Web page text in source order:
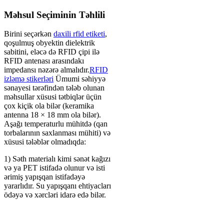
Məhsul Seçiminin Təhlili
Birini seçərkən daxili rfid etiketi,
qoşulmuş obyektin dielektrik
sabitini, eləcə də RFID çipi ilə
RFID antenası arasındakı
impedansı nəzərə almalıdır.RFID
izləmə stikerləri Ümumi səhiyyə
sənayesi tərəfindən tələb olunan
məhsullar xüsusi tətbiqlər üçün
çox kiçik ola bilər (keramika
antenna 18 × 18 mm ola bilər).
Aşağı temperaturlu mühitdə (qan
torbalarının saxlanması mühiti) və
xüsusi tələblər olmadıqda:
1) Səth materialı kimi sənət kağızı
və ya PET istifadə olunur və isti
ərimiş yapışqan istifadəyə
yararlıdır. Su yapışqanı ehtiyacları
ödəyə və xərcləri idarə edə bilər.